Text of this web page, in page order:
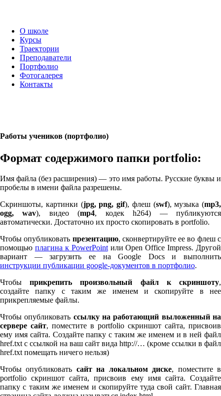
О школе
Курсы
Траектории
Преподаватели
Портфолио
Фотогалерея
Контакты
Работы учеников (портфолио)
Формат содержимого папки port­fo­lio:
Имя файла (без расширения) — это имя работы. Русские буквы и
пробелы в имени файла разрешены.
Скриншоты, картинки (jpg, png, gif), флеш (swf), музыка (mp3,
ogg, wav), видео (mp4, кодек h264) — публикуются
автоматически. Достаточно их просто скопировать в port­fo­lio.
Чтобы опубликовать презентацию, сконвертируйте ее во флеш с
помощью плагина к Pow­er­Pointили Open Office Impress. Другой
вариант — загрузить ее на Google Docs и выполнить
инструкции публикации google-документов в портфолио.
Чтобыприкрепить произвольный файл к скриншоту,
создайте папку с таким же именем и скопируйте в нее
прикрепляемые файлы.
Чтобы опубликовать ссылку на работающий выложенный на
сервере сайт, поместите в port­fo­lio скриншот сайта, присвоив
ему имя сайта. Создайте папку с таким же именем и в ней файл
href.txt с ссылкой на ваш сайт вида http://… (кроме ссылки в файл
href.txt помещать ничего нельзя)
Чтобы опубликовать сайт на локальном диске, поместите в
port­fo­lio скриншот сайта, присвоив ему имя сайта. Создайте
папку с таким же именем и скопируйте туда свой сайт. Главная